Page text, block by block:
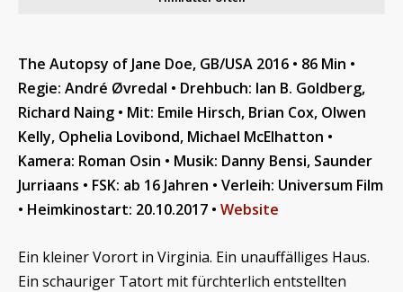
The Autopsy of Jane Doe, GB/USA 2016 • 86 Min •
Regie: André Øvredal • Drehbuch: Ian B. Goldberg,
Richard Naing • Mit: Emile Hirsch, Brian Cox, Olwen
Kelly, Ophelia Lovibond, Michael McElhatton •
Kamera: Roman Osin • Musik: Danny Bensi, Saunder
Jurriaans • FSK: ab 16 Jahren • Verleih: Universum Film
• Heimkinostart: 20.10.2017 • Website
Ein kleiner Vorort in Virginia. Ein unauffälliges Haus.
Ein schauriger Tatort mit fürchterlich entstellten